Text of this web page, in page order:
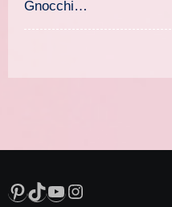
Gnocchi…
Pinterest
TikTok
YouTube
Instagram